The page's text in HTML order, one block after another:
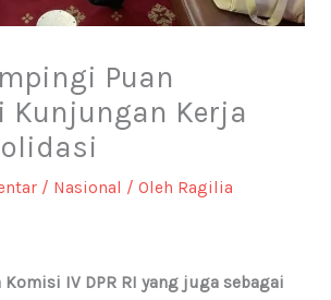
Puan
Kunjungan Kerja
/ Nasional / Oleh Ragilia
IV DPR RI yang juga sebagai